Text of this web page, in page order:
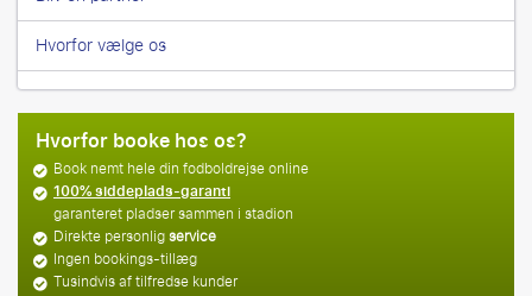
Hvorfor vælge os
Hvorfor booke hos os?
Book nemt hele din fodboldrejse online
100% siddeplads-garanti
garanteret pladser sammen i stadion
Direkte personligservice
Ingen bookings-tillæg
Tusindvis af tilfredse kunder